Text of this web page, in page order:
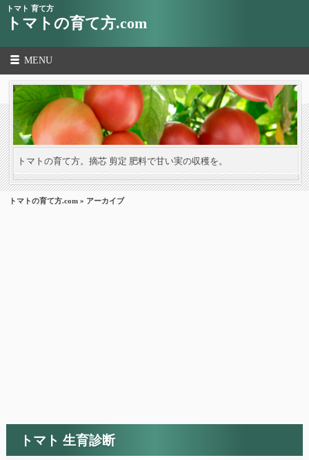
トマト 育て方
トマトの育て方.com
MENU
トマトの育て方。摘芯 剪定 肥料で甘い実の収穫を。
トマトの育て方.com » アーカイブ
トマト 生育診断